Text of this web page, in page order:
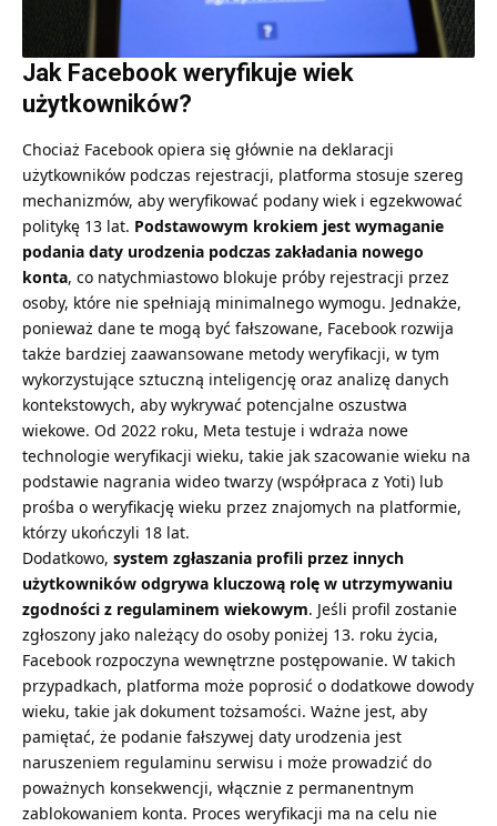
Jak Facebook weryfikuje wiek
użytkowników?
Chociaż Facebook opiera się głównie na deklaracji
użytkowników podczas rejestracji, platforma stosuje szereg
mechanizmów, aby weryfikować podany wiek i egzekwować
politykę 13 lat. Podstawowym krokiem jest wymaganie
podania daty urodzenia podczas zakładania nowego
konta, co natychmiastowo blokuje próby rejestracji przez
osoby, które nie spełniają minimalnego wymogu. Jednakże,
ponieważ dane te mogą być fałszowane, Facebook rozwija
także bardziej zaawansowane metody weryfikacji, w tym
wykorzystujące sztuczną inteligencję oraz analizę danych
kontekstowych, aby wykrywać potencjalne oszustwa
wiekowe. Od 2022 roku, Meta testuje i wdraża nowe
technologie weryfikacji wieku, takie jak szacowanie wieku na
podstawie nagrania wideo twarzy (współpraca z Yoti) lub
prośba o weryfikację wieku przez znajomych na platformie,
którzy ukończyli 18 lat.
Dodatkowo, system zgłaszania profili przez innych
użytkowników odgrywa kluczową rolę w utrzymywaniu
zgodności z regulaminem wiekowym. Jeśli profil zostanie
zgłoszony jako należący do osoby poniżej 13. roku życia,
Facebook rozpoczyna wewnętrzne postępowanie. W takich
przypadkach, platforma może poprosić o dodatkowe dowody
wieku, takie jak dokument tożsamości. Ważne jest, aby
pamiętać, że podanie fałszywej daty urodzenia jest
naruszeniem regulaminu serwisu i może prowadzić do
poważnych konsekwencji, włącznie z permanentnym
zablokowaniem konta. Proces weryfikacji ma na celu nie